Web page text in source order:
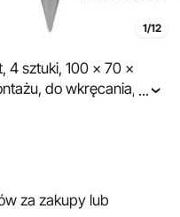
1/12
4 sztuki, 100 x 70 x
do wkręcania, w
pręt wzmacniający,
...
za zakupy lub